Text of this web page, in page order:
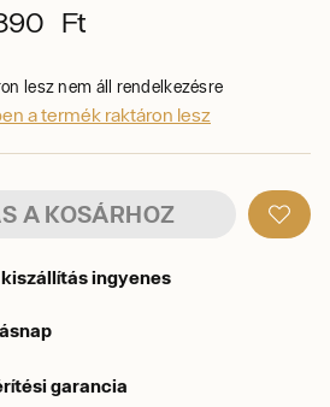
Ft
lesz nem áll rendelkezésre
a termék raktáron lesz
A KOSÁRHOZ
ingyenes
garancia